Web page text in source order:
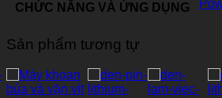
CHỨC NĂNG VÀ ỨNG DỤNG
Sản phẩm tương tự